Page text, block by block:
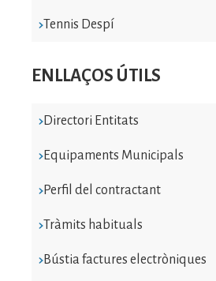
Tennis Despí
ENLLAÇOS ÚTILS
Directori Entitats
Equipaments Municipals
Perfil del contractant
Tràmits habituals
Bústia factures electròniques